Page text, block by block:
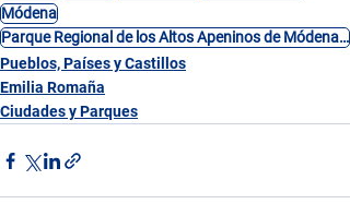
Módena
Parque Regional de los Altos Apeninos de Módena Frignano
Pueblos, Países y Castillos
Emilia Romaña
Ciudades y Parques